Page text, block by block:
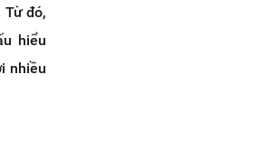
đó,
hiểu
nhiều